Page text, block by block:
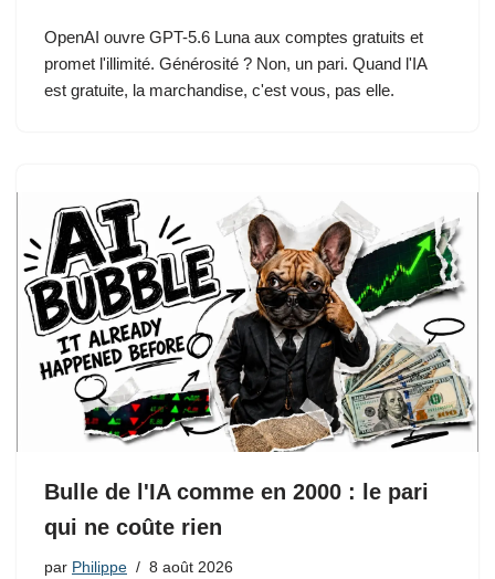
OpenAI ouvre GPT-5.6 Luna aux comptes gratuits et
promet l'illimité. Générosité ? Non, un pari. Quand l'IA
est gratuite, la marchandise, c'est vous, pas elle.
Bulle de l'IA comme en 2000 : le pari
qui ne coûte rien
par Philippe 8 août 2026